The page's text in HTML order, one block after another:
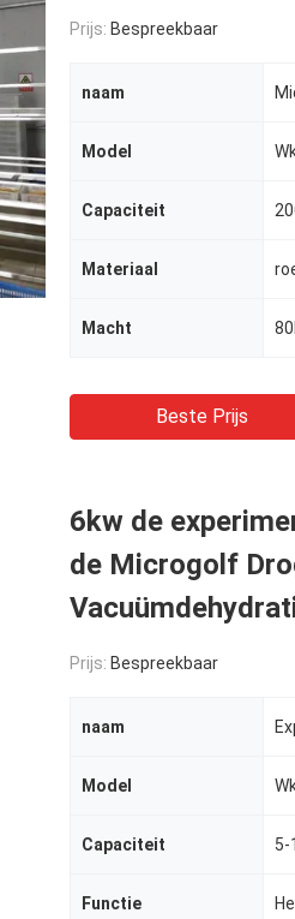
Prijs: Bespreekbaar
naam
Model
Capaciteit
Materiaal
Macht
Beste Prijs
6kw de
de Microgolf
Prijs: Bespreekbaar
naam
Model
Capaciteit 5-
Functie